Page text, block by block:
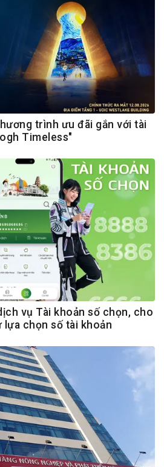
trình ưu đãi gắn với tài
Timeless"
vụ Tài khoản số chọn, cho
lựa chọn số tài khoản